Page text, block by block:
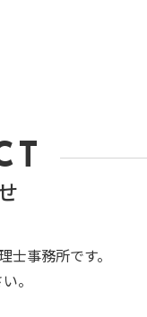
事務所です。
。